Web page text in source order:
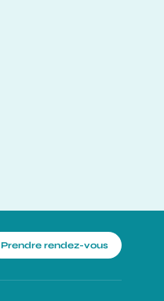
Prendre rendez-vous